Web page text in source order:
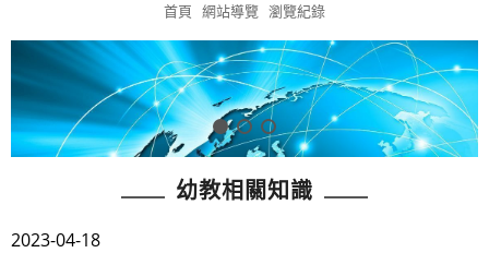
首頁 網站導覽 瀏覽紀錄
幼教相關知識
2023-04-18